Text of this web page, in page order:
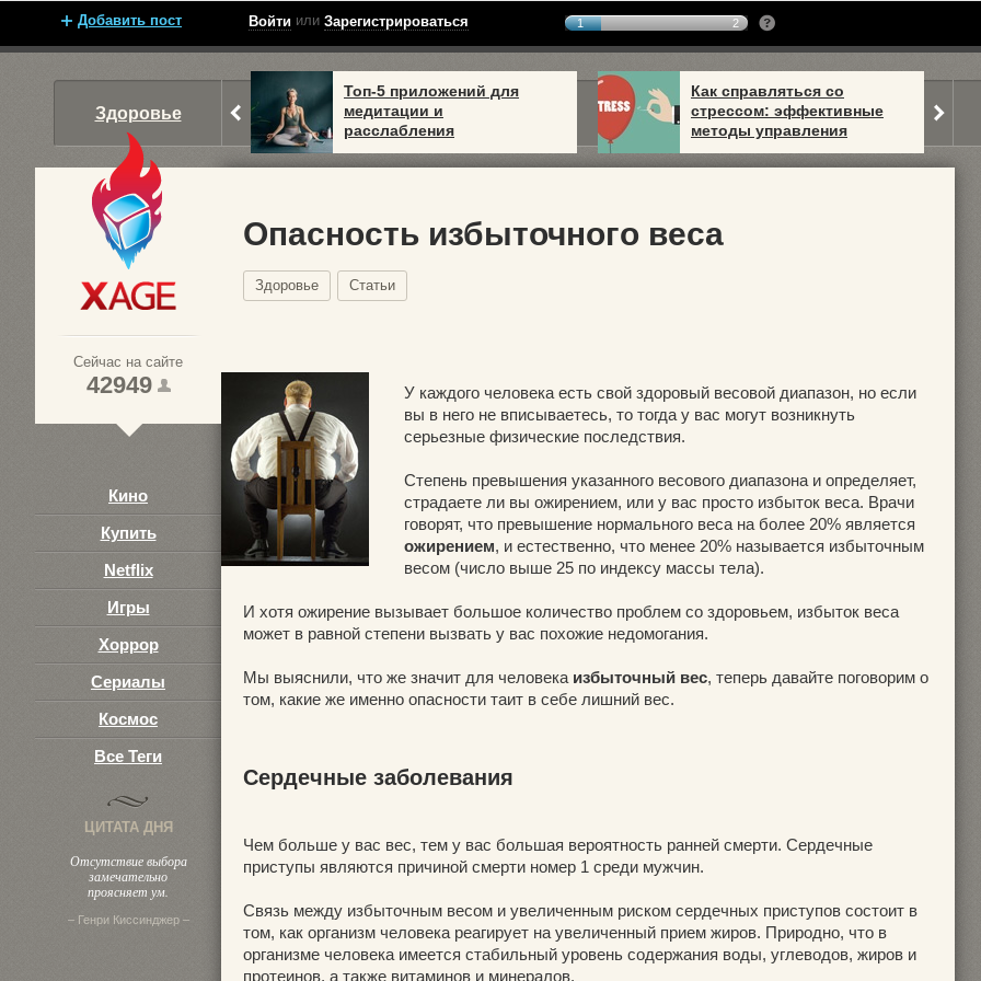
Добавить пост Войти или Зарегистрироваться 1 2
Здоровье
Топ-5 приложений для
медитации и
расслабления
Как справляться со
стрессом: эффективные
методы управления
1
2
Сейчас на сайте
42949
Кино
Купить
Netflix
Игры
Хоррор
Сериалы
Космос
Все Теги
ЦИТАТА ДНЯ
Отсутствие выбора
замечательно
проясняет ум.
– Генри Киссинджер –
Опасность избыточного веса
Здоровье Статьи
У каждого человека есть свой здоровый весовой диапазон, но если
вы в него не вписываетесь, то тогда у вас могут возникнуть
серьезные физические последствия.
Степень превышения указанного весового диапазона и определяет,
страдаете ли вы ожирением, или у вас просто избыток веса. Врачи
говорят, что превышение нормального веса на более 20% является
ожирением, и естественно, что менее 20% называется избыточным
весом (число выше 25 по индексу массы тела).
И хотя ожирение вызывает большое количество проблем со здоровьем, избыток веса
может в равной степени вызвать у вас похожие недомогания.
Мы выяснили, что же значит для человека избыточный вес, теперь давайте поговорим о
том, какие же именно опасности таит в себе лишний вес.
Сердечные заболевания
Чем больше у вас вес, тем у вас большая вероятность ранней смерти. Сердечные
приступы являются причиной смерти номер 1 среди мужчин.
Связь между избыточным весом и увеличенным риском сердечных приступов состоит в
том, как организм человека реагирует на увеличенный прием жиров. Природно, что в
организме человека имеется стабильный уровень содержания воды, углеводов, жиров и
протеинов, а также витаминов и минералов.